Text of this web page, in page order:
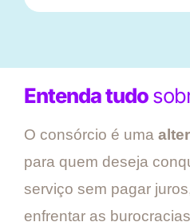
Entenda tudo
O consórcio é uma
para quem deseja
serviço sem pagar
enfrentar as